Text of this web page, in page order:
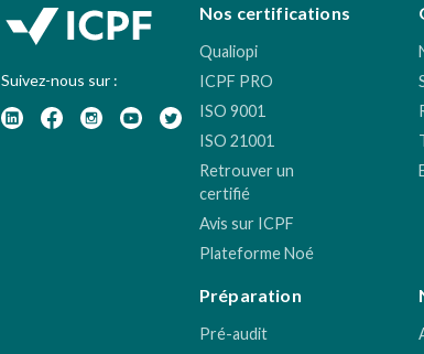
Suivez-nous sur :
Nos certifications
Qualiopi
ICPF PRO
ISO 9001
ISO 21001
Retrouver un
certifié
Avis sur ICPF
Plateforme Noé
Préparation
Pré-audit